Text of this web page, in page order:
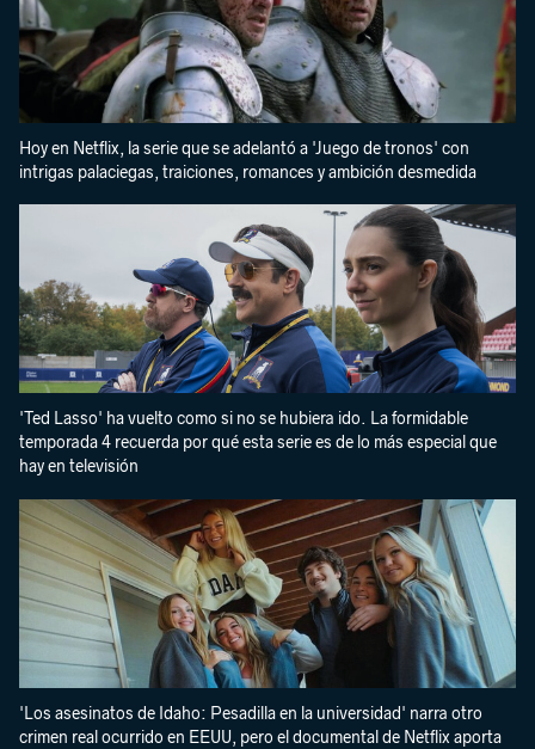
Hoy en Netflix, la serie que se adelantó a 'Juego de tronos' con
intrigas palaciegas, traiciones, romances y ambición desmedida
'Ted Lasso' ha vuelto como si no se hubiera ido. La formidable
temporada 4 recuerda por qué esta serie es de lo más especial que
hay en televisión
'Los asesinatos de Idaho: Pesadilla en la universidad' narra otro
crimen real ocurrido en EEUU, pero el documental de Netflix aporta